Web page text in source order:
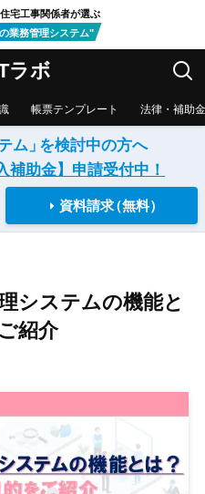
宅工事関係者が選ぶ
業務管理システム"
ラボ
帳票テンプレート 法律・補助金
ム」を検討中の方へ
補助金】申請受付中！
資料請求（無料）
システムの機能と
紹介